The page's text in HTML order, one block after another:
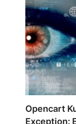
Opencart
Exception: